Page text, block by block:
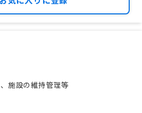
施設の維持管理等